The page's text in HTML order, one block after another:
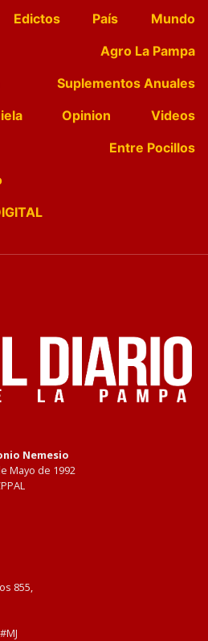
Edictos País
Mundo
Agro La Pampa
Suplementos Anuales
Opinion
Videos
Entre Pocillos
Nemesio
Mayo de 1992
855,